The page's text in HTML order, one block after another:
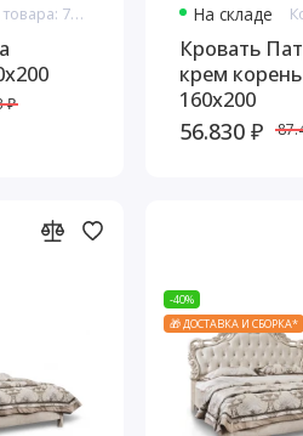
Код товара: 7669
₽
На складе
Кровать
крем
160х200
56.830 ₽
-40%
🎁 ДОСТАВКА И СБОРКА*